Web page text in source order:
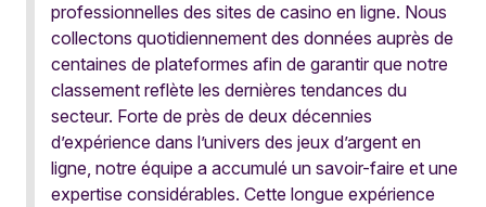
professionnelles des sites de casino en ligne. Nous
collectons quotidiennement des données auprès de
centaines de plateformes afin de garantir que notre
classement reflète les dernières tendances du
secteur. Forte de près de deux décennies
d’expérience dans l’univers des jeux d’argent en
ligne, notre équipe a accumulé un savoir-faire et une
expertise considérables. Cette longue expérience